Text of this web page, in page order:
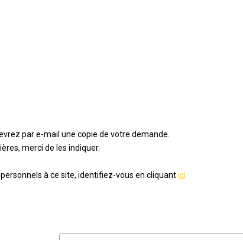
par e-mail une copie de votre demande.
merci de les indiquer.
à ce site, identifiez-vous en cliquantici